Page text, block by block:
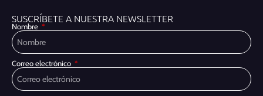
SUSCRÍBETE A NUESTRA NEWSLETTER
Nombre
Correo electrónico